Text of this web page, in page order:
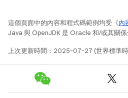
這個頁面中的內容和程式碼範例均受《內
Java 與 OpenJDK 是 Oracle 和/或其關係
上次更新時間：2025-07-27 (世界標準時